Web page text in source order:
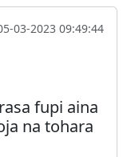
03-2023 09:49:44
fupi aina
na tohara